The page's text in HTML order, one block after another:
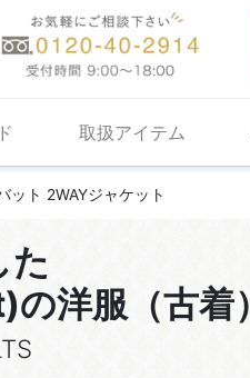
取扱アイテム
ット 2WAYジャケット
た
洋服（古着）